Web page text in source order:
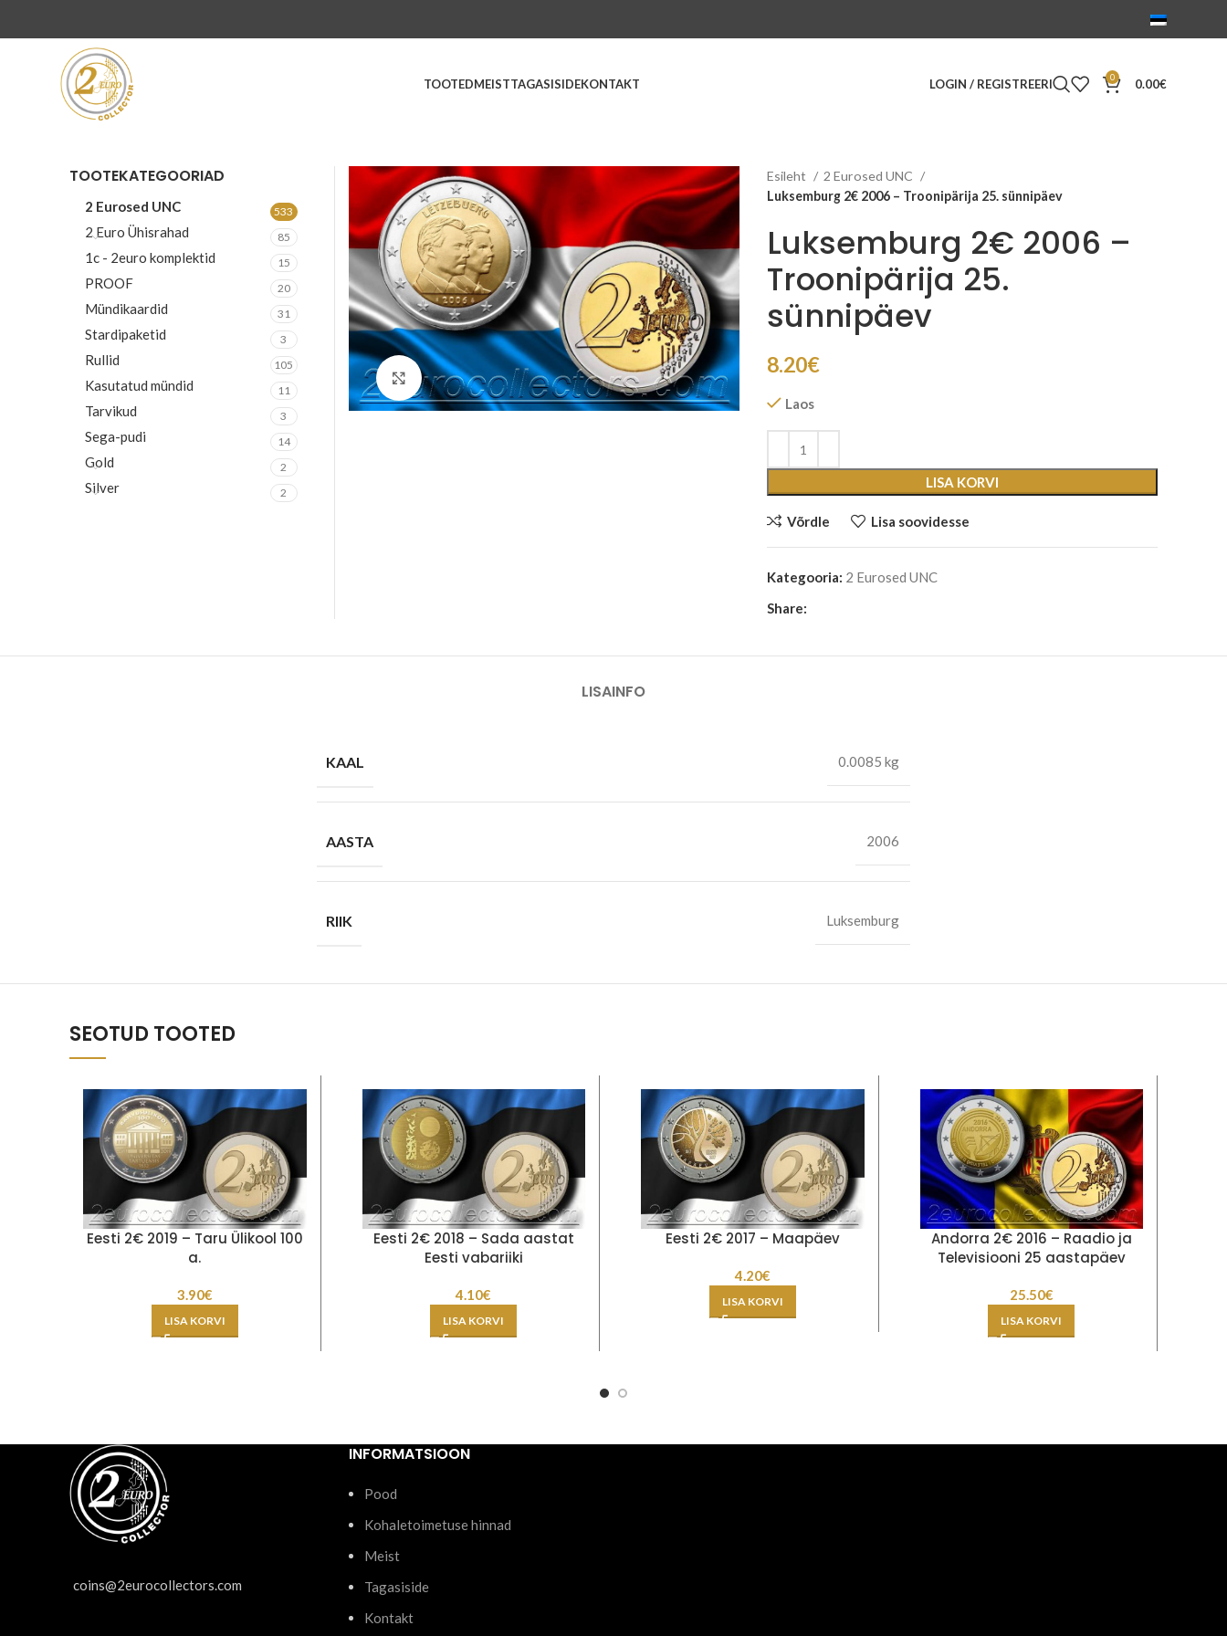
TOOTEDMEISTTAGASISIDEKONTAKT LOGIN / REGISTREERI 0 0.00€
Suurenda
Esileht
2 Eurosed UNC
Luksemburg 2€ 2006 – Troonipärija 25. sünnipäev
Luksemburg 2€ 2006 –
Troonipärija 25.
sünnipäev
8.20€
Laos
LISA KORVI
Võrdle Lisa soovidesse
Kategooria: 2 Eurosed UNC
Share:
TOOTEKATEGOORIAD
2 Eurosed UNC 533
2 Euro Ühisrahad 85
1c - 2euro komplektid 15
PROOF 20
Mündikaardid 31
Stardipaketid 3
Rullid 105
Kasutatud mündid 11
Tarvikud 3
Sega-pudi 14
Gold 2
Silver 2
LISAINFO
KAAL 0.0085 kg
AASTA 2006
RIIK Luksemburg
SEOTUD TOOTED
Eesti 2€ 2019 – Taru Ülikool 100
a.
3.90€
LISA KORVI
Eesti 2€ 2018 – Sada aastat
Eesti vabariiki
4.10€
LISA KORVI
Eesti 2€ 2017 – Maapäev
4.20€
LISA KORVI
Andorra 2€ 2016 – Raadio ja
Televisiooni 25 aastapäev
25.50€
LISA KORVI
coins@2eurocollectors.com
INFORMATSIOON
Pood
Kohaletoimetuse hinnad
Meist
Tagasiside
Kontakt